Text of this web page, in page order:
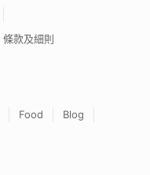
條款及細則
Food
Blog